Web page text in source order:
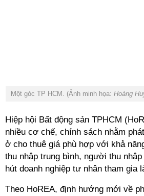
Một góc TP HCM. (Ảnh minh họa: Hoàng
Hiệp hội Bất động sản TPHCM
nhiều cơ chế, chính sách nhằm
ở cho thuê giá phù hợp với khả
thu nhập trung bình, người thu
hút doanh nghiệp tư nhân tham gia
Theo HoREA, định hướng mới về